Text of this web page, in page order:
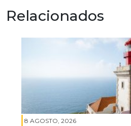
Relacionados
8 AGOSTO, 2026